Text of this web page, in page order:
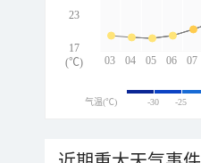
03 04 05 06 07
23
17
(℃)
气温(℃) -30 -25